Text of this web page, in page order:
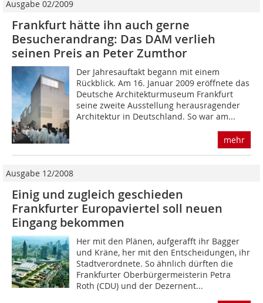
Ausgabe 02/2009
Frankfurt hätte ihn auch gerne
Besucherandrang: Das DAM verlieh
seinen Preis an Peter Zumthor
Der Jahresauftakt begann mit einem
Rückblick. Am 16. Januar 2009 eröffnete das
Deutsche Architekturmuseum Frankfurt
seine zweite Ausstellung herausragender
Architektur in Deutschland. So war am...
mehr
Ausgabe 12/2008
Einig und zugleich geschieden
Frankfurter Europaviertel soll neuen
Eingang bekommen
Her mit den Plänen, aufgerafft ihr Bagger
und Kräne, her mit den Entscheidungen, ihr
Stadtverordnete. So ähnlich dürften die
Frankfurter Oberbürgermeisterin Petra
Roth (CDU) und der Dezernent...